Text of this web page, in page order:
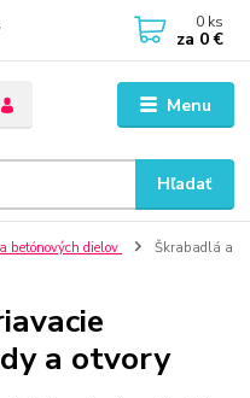
Menu
Hľadať
0 ks
za 0 €
betónových dielov
Škrabadlá a
a otvory